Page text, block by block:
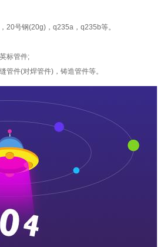
号钢(20g)，q235a，q235b等。
标管件;
件(对焊管件)，铸造管件等。